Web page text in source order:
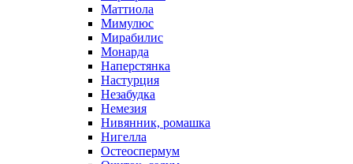
Маттиола
Мимулюс
Мирабилис
Монарда
Наперстянка
Настурция
Незабудка
Немезия
Нивянник, ромашка
Нигелла
Остеоспермум